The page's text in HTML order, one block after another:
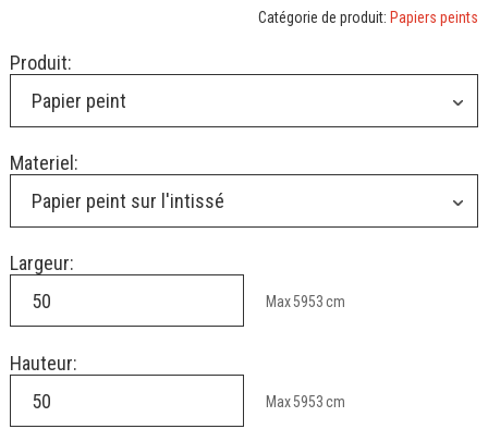
Catégorie de produit: Papiers peints
Produit:
Papier peint
Materiel:
Papier peint sur l'intissé
Largeur:
Max5953cm
Hauteur:
Max5953cm